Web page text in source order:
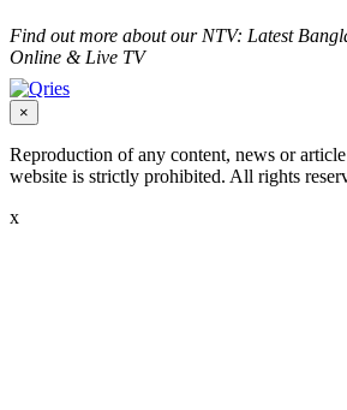
Find out more about our NTV: Latest
Online & Live TV
×
Reproduction of any content, news or
website is strictly prohibited. All rights
x